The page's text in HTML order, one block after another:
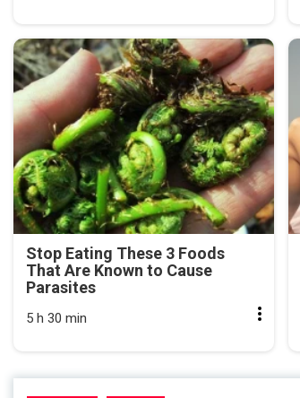
Stop Eating These 3 Foods
That Are Known to Cause
Parasites
5 h 30 min